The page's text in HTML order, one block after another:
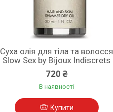
Суха олія для тіла та волосся
Slow Sex by Bijoux Indiscrets
720 ₴
В наявності
Купити